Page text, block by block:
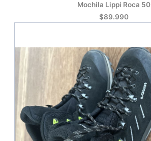
Mochila Lippi Roca 50
$89.990